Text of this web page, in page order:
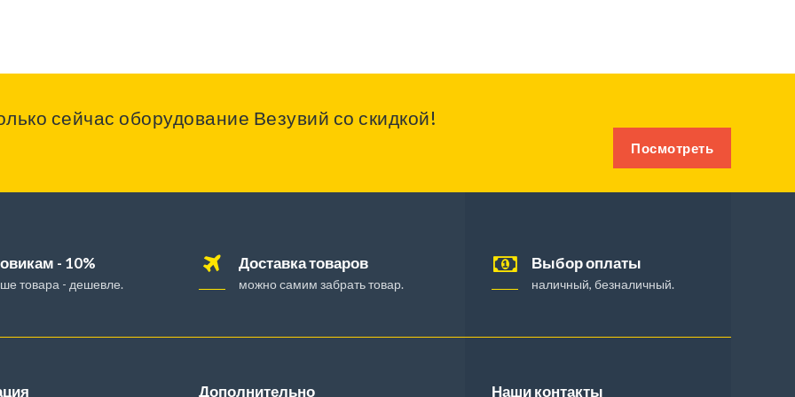
сейчас оборудование Везувий со скидкой!
Посмотреть
- 10%
товара - дешевле.
Доставка товаров
можно самим забрать товар.
Выбор оплаты
наличный, безналичный.
Дополнительно Наши контакты